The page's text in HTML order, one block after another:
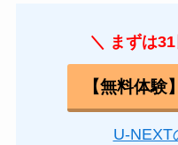
＼ まずは
【無料体験
U-NEXT